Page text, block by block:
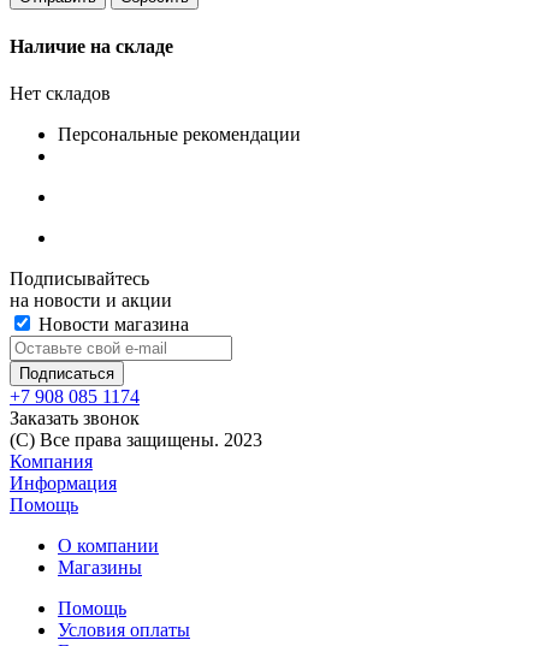
Наличие на складе
Нет складов
Персональные рекомендации
Подписывайтесь
на новости и акции
Новости магазина
+7 908 085 1174
Заказать звонок
(C) Все права защищены. 2023
Компания
Информация
Помощь
О компании
Магазины
Помощь
Условия оплаты